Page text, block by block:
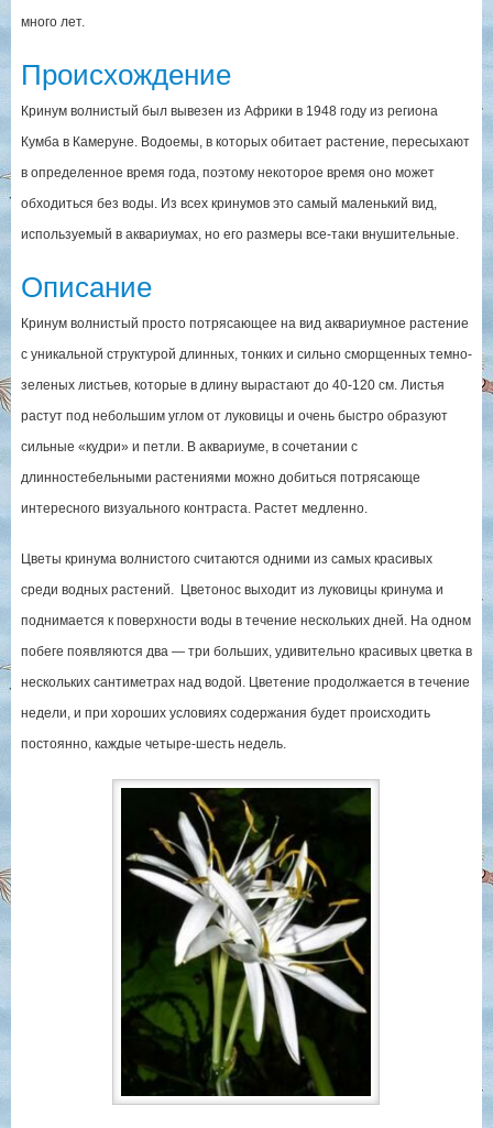
много лет.
Происхождение
Кринум волнистый был вывезен из Африки в 1948 году из региона
Кумба в Камеруне. Водоемы, в которых обитает растение, пересыхают
в определенное время года, поэтому некоторое время оно может
обходиться без воды. Из всех кринумов это самый маленький вид,
используемый в аквариумах, но его размеры все-таки внушительные.
Описание
Кринум волнистый просто потрясающее на вид аквариумное растение
с уникальной структурой длинных, тонких и сильно сморщенных темно-
зеленых листьев, которые в длину вырастают до 40-120 см. Листья
растут под небольшим углом от луковицы и очень быстро образуют
сильные «кудри» и петли. В аквариуме, в сочетании с
длинностебельными растениями можно добиться потрясающе
интересного визуального контраста. Растет медленно.
Цветы кринума волнистого считаются одними из самых красивых
среди водных растений. Цветонос выходит из луковицы кринума и
поднимается к поверхности воды в течение нескольких дней. На одном
побеге появляются два — три больших, удивительно красивых цветка в
нескольких сантиметрах над водой. Цветение продолжается в течение
недели, и при хороших условиях содержания будет происходить
постоянно, каждые четыре-шесть недель.